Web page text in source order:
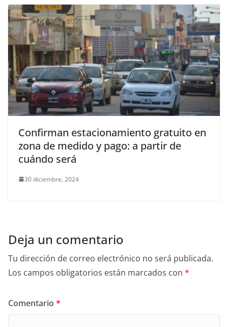
Confirman estacionamiento gratuito en
zona de medido y pago: a partir de
cuándo será
30 diciembre, 2024
Deja un comentario
Tu dirección de correo electrónico no será publicada.
Los campos obligatorios están marcados con *
Comentario *